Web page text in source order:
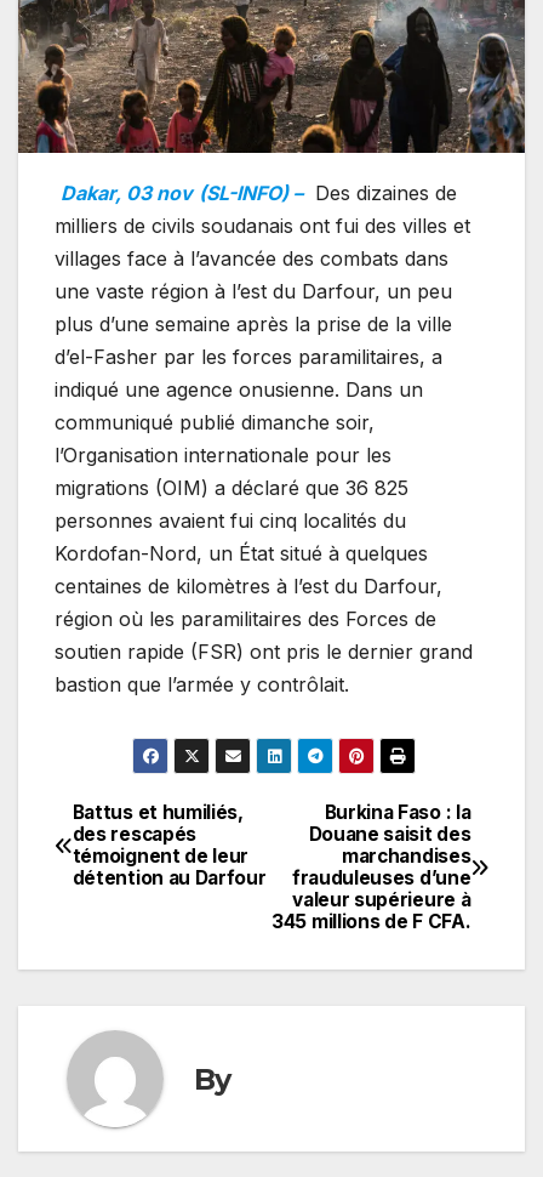
Dakar, 03 nov (SL-INFO) – Des dizaines de
milliers de civils soudanais ont fui des villes et
villages face à l’avancée des combats dans
une vaste région à l’est du Darfour, un peu
plus d’une semaine après la prise de la ville
d’el-Fasher par les forces paramilitaires, a
indiqué une agence onusienne. Dans un
communiqué publié dimanche soir,
l’Organisation internationale pour les
migrations (OIM) a déclaré que 36 825
personnes avaient fui cinq localités du
Kordofan-Nord, un État situé à quelques
centaines de kilomètres à l’est du Darfour,
région où les paramilitaires des Forces de
soutien rapide (FSR) ont pris le dernier grand
bastion que l’armée y contrôlait.
Navigation
de
Burkina Faso : la
Douane saisit des
marchandises
frauduleuses d’une
valeur supérieure à
345 millions de F CFA.
Battus et humiliés,
des rescapés
témoignent de leur
détention au Darfour
By